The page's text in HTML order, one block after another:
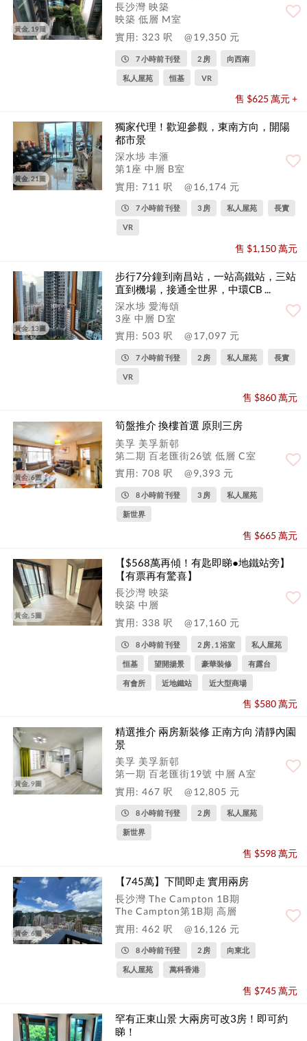
黃金, 19圖
長沙灣 映築
映築 低層 M室
實用: 323 呎
@19,350 元
7 小時前 刊登 2 房 向西南
私人屋苑 恒基 VR
售 $625 萬元 +
黃金, 21圖
獨家代理！歡迎參觀，東南方向，開陽
都市景
深水埗 丰滙
第1座 中層 B室
實用: 711 呎
@16,174 元
7 小時前 刊登 3 房 私人屋苑 長實
VR
售 $1,150 萬元
黃金, 13圖
步行7分鐘到南昌站，一站高鐵站，三站
直到機場，接通全世界，中環CB ...
深水埗 愛海頌
3座 中層 D室
實用: 503 呎
@17,097 元
7 小時前 刊登 2 房 私人屋苑 長實
VR
售 $860 萬元
黃金, 6圖
筍盤推介 換樓首選 原則三房
美孚 美孚新邨
第二期 百老匯街26號 低層 C室
實用: 708 呎
@9,393 元
8 小時前 刊登 3 房 私人屋苑
新世界
售 $665 萬元
黃金, 5圖
【$568萬再傾！有匙即睇●地鐵站旁】
【有票再有驚喜】
長沙灣 映築
映築 中層
實用: 338 呎
@17,160 元
8 小時前 刊登 2 房 , 1 浴室 私人屋苑
恒基 望開揚景 豪華裝修 有露台
有會所 近地鐵站 近大型商場
售 $580 萬元
黃金, 9圖
精選推介 兩房新裝修 正南方向 清靜內園
景
美孚 美孚新邨
第一期 百老匯街19號 中層 A室
實用: 467 呎
@12,805 元
8 小時前 刊登 2 房 私人屋苑
新世界
售 $598 萬元
黃金, 6圖
【745萬】下間即走 實用兩房
長沙灣 The Campton 1B期
The Campton第1B期 高層
實用: 462 呎
@16,126 元
8 小時前 刊登 2 房 向東北
私人屋苑 萬科香港
售 $745 萬元
罕有正東山景 大兩房可改3房！即可約
睇！